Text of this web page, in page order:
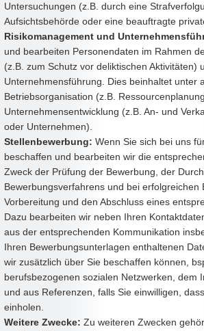
Untersuchungen (z.B. durch eine
Aufsichtsbehörde oder eine beauftragte
Risikomanagement und
und bearbeiten Personendaten im Rahmen
(z.B. zum Schutz vor deliktischen Aktivitäten)
Unternehmensführung. Dies beinhaltet unter
Betriebsorganisation (z.B.
Unternehmensentwicklung (z.B. An- und
oder Unternehmen).
Stellenbewerbung: Wenn Sie sich bei uns
beschaffen und bearbeiten wir die
Zweck der Prüfung der Bewerbung, der
Bewerbungsverfahrens und bei erfolgreichen
Vorbereitung und den Abschluss eines
Dazu bearbeiten wir neben Ihren
aus der entsprechenden Kommunikation
Ihren Bewerbungsunterlagen enthaltenen
wir zusätzlich über Sie beschaffen können,
berufsbezogenen sozialen Netzwerken, dem
und aus Referenzen, falls Sie einwilligen,
einholen.
Weitere Zwecke: Zu weiteren Zwecken